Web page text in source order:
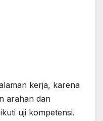
kerja, karena
arahan dan
uji kompetensi.